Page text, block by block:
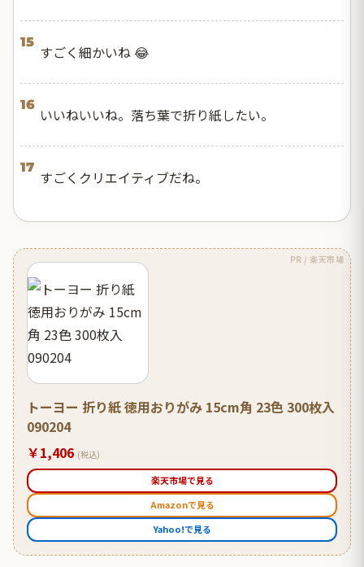
15
すごく細かいね 😂
16
いいねいいね。落ち葉で折り紙したい。
17
すごくクリエイティブだね。
PR / 楽天市場
トーヨー 折り紙 徳用おりがみ 15cm角 23色 300枚入
090204
￥1,406 (税込)
楽天市場で見る
Amazonで見る
Yahoo!で見る